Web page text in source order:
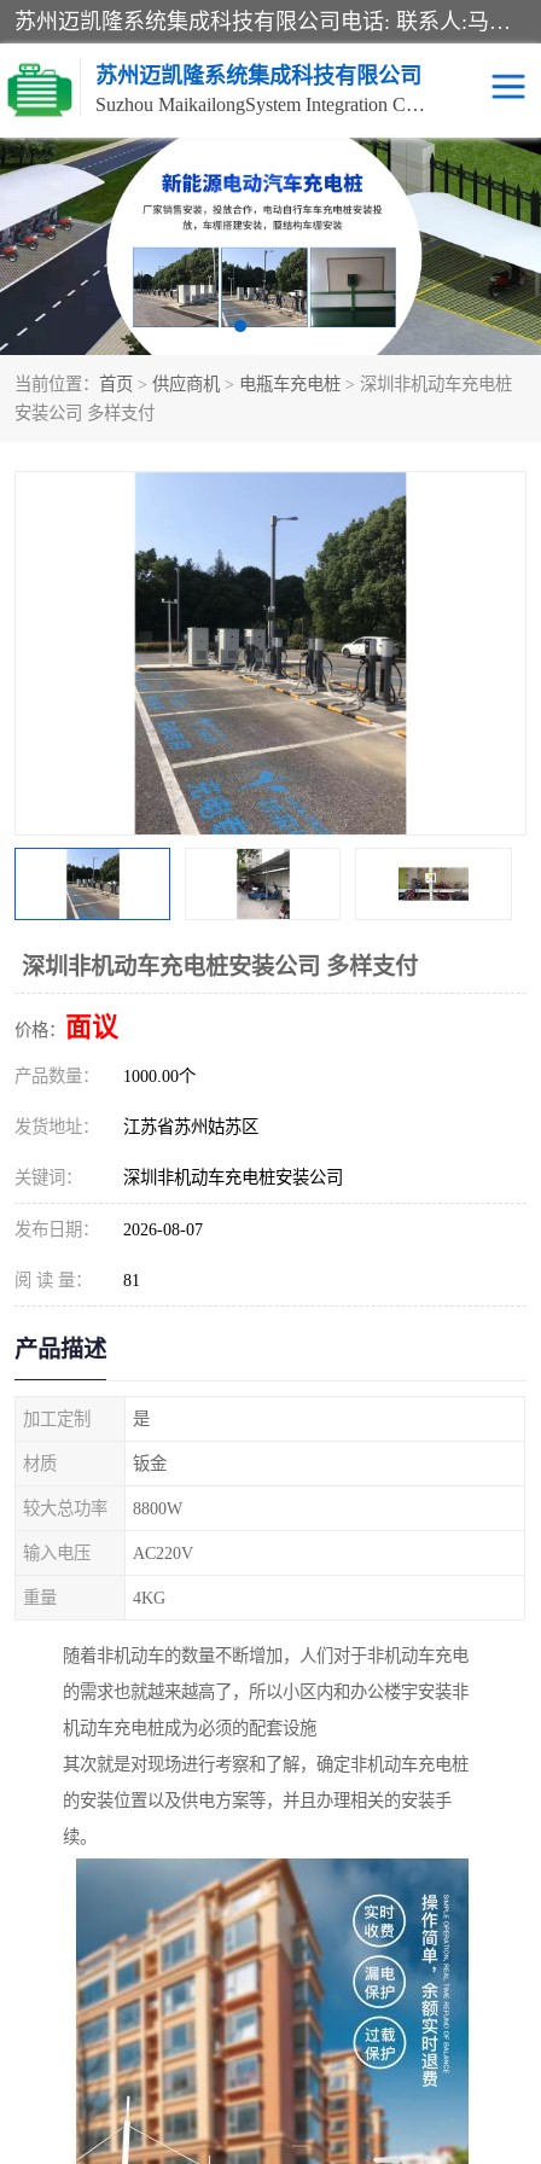
苏州迈凯隆系统集成科技有限公司电话: 联系人:马杰森 销售安装视频监控、报警系统、电话交换机、门禁考勤、巡更系统、呼叫对讲系统、停车场道闸、智能家居、广播系统、综合布线、办公设备、电子商务软件、网络工程、酒店门锁系列 系统集成、VOD视频点播、LED显示屏、节能产品、USP电源、收银机等弱电及智能化项目。
苏州迈凯隆系统集成科技有限公司
Suzhou MaikailongSystem Integration Co., Ltd.
当前位置： 首页 > 供应商机 > 电瓶车充电桩 > 深圳非机动车充电桩
安装公司 多样支付
深圳非机动车充电桩安装公司 多样支付
价格： 面议
产品数量： 1000.00个
发货地址： 江苏省苏州姑苏区
关键词： 深圳非机动车充电桩安装公司
发布日期： 2026-08-07
阅 读 量： 81
产品描述
加工定制 是
材质 钣金
较大总功率 8800W
输入电压 AC220V
重量 4KG
随着非机动车的数量不断增加，人们对于非机动车充电
的需求也就越来越高了，所以小区内和办公楼宇安装非
机动车充电桩成为必须的配套设施
其次就是对现场进行考察和了解，确定非机动车充电桩
的安装位置以及供电方案等，并且办理相关的安装手
续。
非机动车充电桩 电瓶车充电桩
电动自行车充电桩 两轮电动车充电桩
充电桩